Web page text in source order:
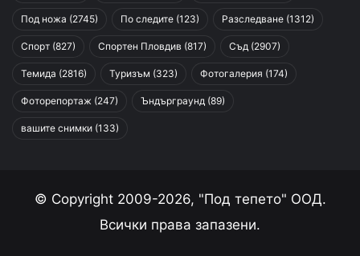
Под ножа (2745) По следите (123) Разследване (1312)
Спорт (827) Спортен Пловдив (817) Съд (2907)
Темида (2816) Туризъм (323) Фотогалерия (174)
Фоторепортаж (247) Ъндърграунд (89)
вашите снимки (133)
© Copyright 2009-2026, "Под тепето" ООД.
Всички права запазени.